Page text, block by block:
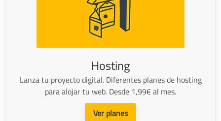
Hosting
Lanza tu proyecto digital. Diferentes planes de hosting
para alojar tu web. Desde 1,99€ al mes.
Ver planes